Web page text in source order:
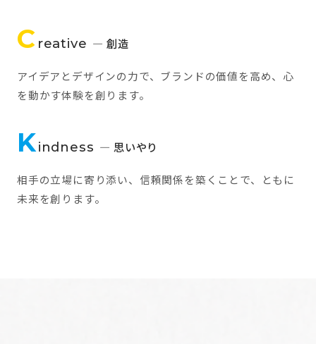
C reative — 創造
アイデアとデザインの力で、ブランドの価値を高め、心
を動かす体験を創ります。
Kindness — 思いやり
相手の立場に寄り添い、信頼関係を築くことで、ともに
未来を創ります。